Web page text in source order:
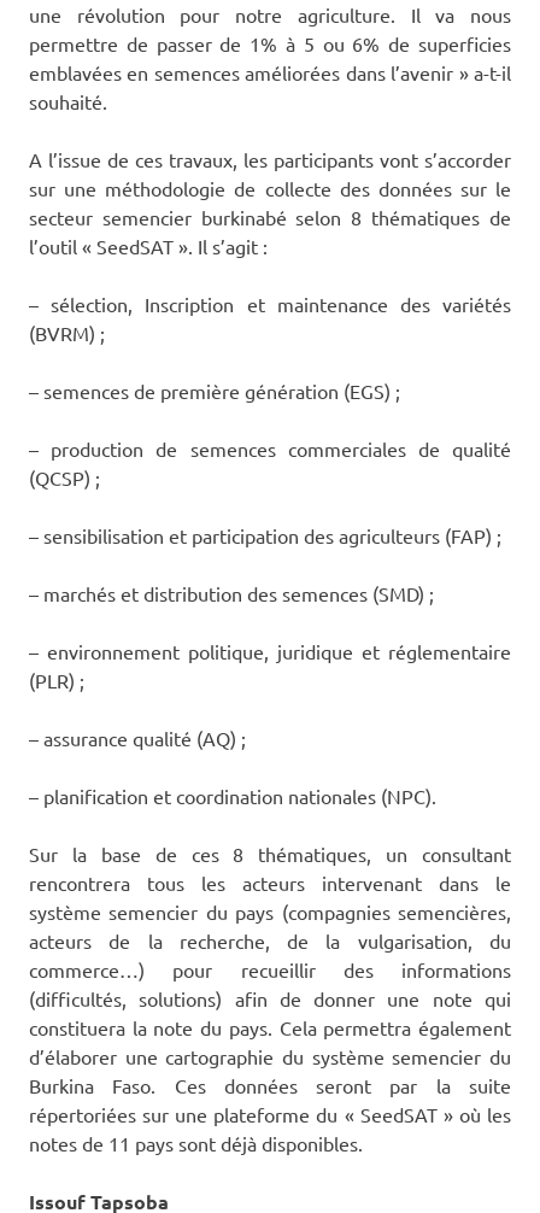
une révolution pour notre agriculture. Il va nous
permettre de passer de 1% à 5 ou 6% de superficies
emblavées en semences améliorées dans l’avenir » a-t-il
souhaité.
A l’issue de ces travaux, les participants vont s’accorder
sur une méthodologie de collecte des données sur le
secteur semencier burkinabé selon 8 thématiques de
l’outil « SeedSAT ». Il s’agit :
– sélection, Inscription et maintenance des variétés
(BVRM) ;
– semences de première génération (EGS) ;
– production de semences commerciales de qualité
(QCSP) ;
– sensibilisation et participation des agriculteurs (FAP) ;
– marchés et distribution des semences (SMD) ;
– environnement politique, juridique et réglementaire
(PLR) ;
– assurance qualité (AQ) ;
– planification et coordination nationales (NPC).
Sur la base de ces 8 thématiques, un consultant
rencontrera tous les acteurs intervenant dans le
système semencier du pays (compagnies semencières,
acteurs de la recherche, de la vulgarisation, du
commerce…) pour recueillir des informations
(difficultés, solutions) afin de donner une note qui
constituera la note du pays. Cela permettra également
d’élaborer une cartographie du système semencier du
Burkina Faso. Ces données seront par la suite
répertoriées sur une plateforme du « SeedSAT » où les
notes de 11 pays sont déjà disponibles.
Issouf Tapsoba